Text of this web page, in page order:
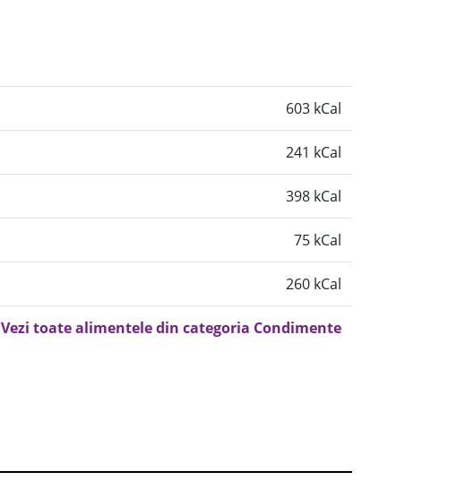
603 kCal
241 kCal
398 kCal
75 kCal
260 kCal
Vezi toate alimentele din categoria Condimente